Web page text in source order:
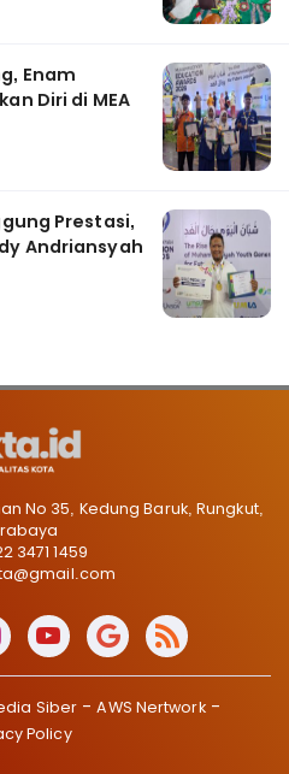
Enam
Diri di MEA
Prestasi,
Andriansyah
No 35, Kedung Baruk, Rungkut,
3471 1459
Siber
AWS Nertwork
Policy